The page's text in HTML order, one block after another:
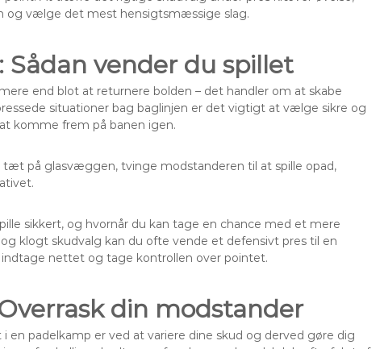
og vælge det mest hensigtsmæssige slag.
Sådan vender du spillet
end blot at returnere bolden – det handler om at skabe
situationer bag baglinjen er det vigtigt at vælge sikre og
komme frem på banen igen.
på glasvæggen, tvinge modstanderen til at spille opad,
sikkert, og hvornår du kan tage en chance med et mere
klogt skudvalg kan du ofte vende et defensivt pres til en
nettet og tage kontrollen over pointet.
din modstander
padelkamp er ved at variere dine skud og derved gøre dig